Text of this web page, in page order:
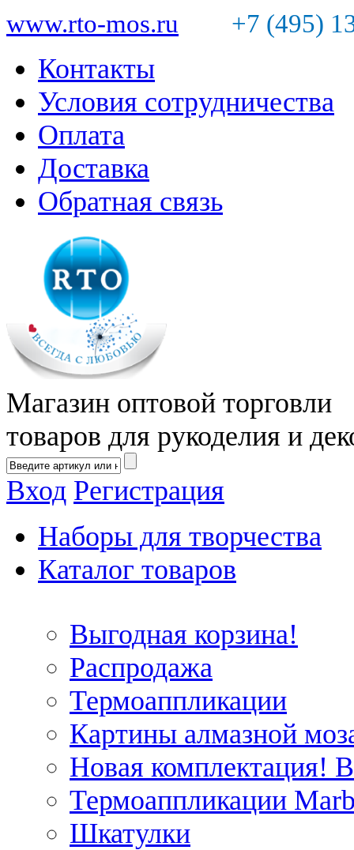
www.rto-mos.ru +7 (495)
Контакты
Условия сотрудничества
Оплата
Доставка
Обратная связь
Магазин оптовой торговли
товаров для рукоделия и
Вход Регистрация
Наборы для творчества
Каталог товаров
Выгодная корзина!
Распродажа
Термоаппликации
Картины алмазной
Новая комплектация!
Термоаппликации
Шкатулки